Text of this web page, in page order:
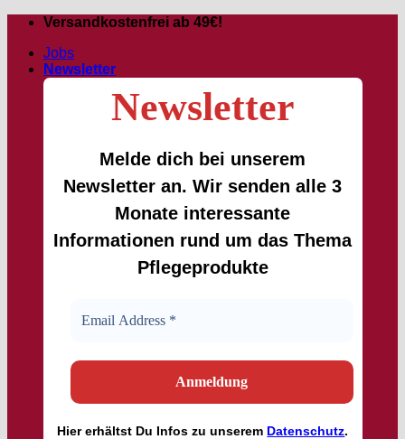
Zum
springen
Versandkostenfrei ab 49€!
Jobs
Newsletter
Newsletter
Melde dich bei unserem
Newsletter an. Wir senden alle 3
Monate interessante
Informationen rund um das Thema
Pflegeprodukte
Hiererhältst Du Infos zu unserem Datenschutz.